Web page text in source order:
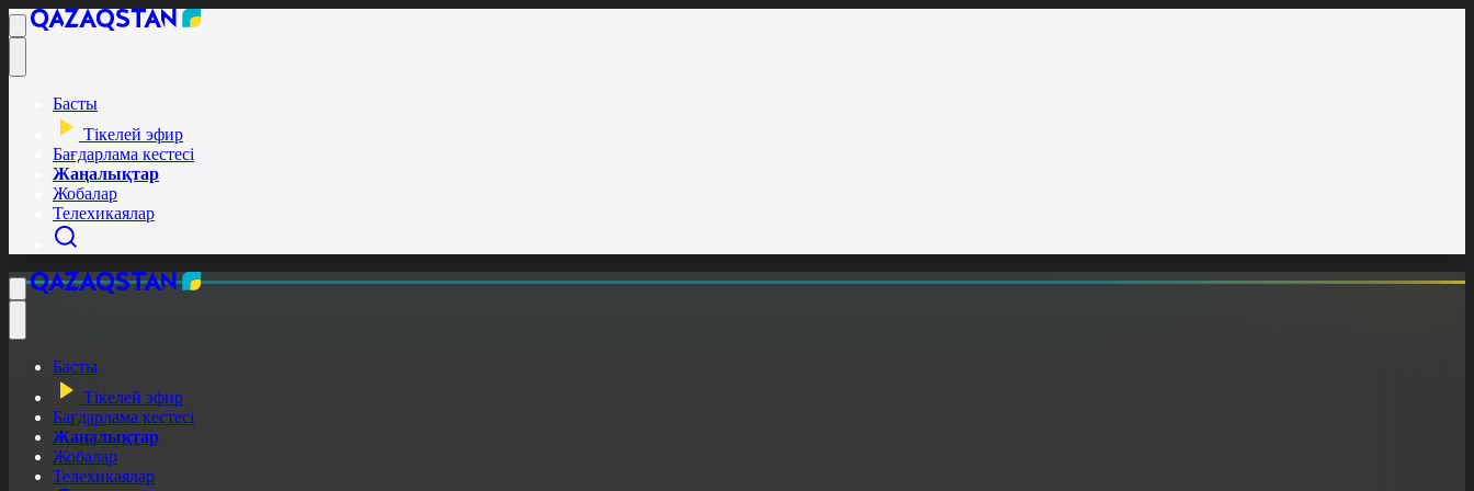
Басты
Тікелей эфир
Бағдарлама кестесі
Жаңалықтар
Жобалар
Телехикаялар
Басты
Тікелей эфир
Бағдарлама кестесі
Жаңалықтар
Жобалар
Телехикаялар